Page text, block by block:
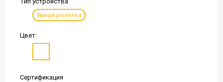
Умная розетка
Цвет:
Сертификация